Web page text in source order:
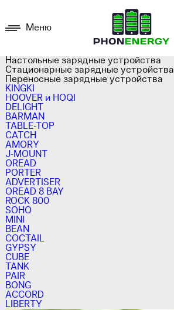
Меню
Настольные зарядные устройства
Стационарные зарядные устройства
Переносные зарядные устройства
KINGKI
HOOVER и HOQI
DELIGHT
BARMAN
TABLE-TOP
CATCH
AMORY
J-MOUNT
OREAD
PORTER
ADVERTISER
OREAD 8 BAY
ROCK 800
SOHO
MINI
BEAN
COCTAIL
GYPSY
CUBE
TANK
PAIR
BONG
ACCORD
LIBERTY